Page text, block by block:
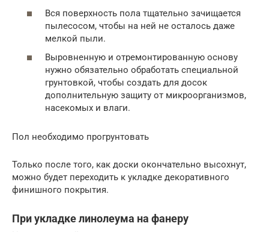
Вся поверхность пола тщательно зачищается
пылесосом, чтобы на ней не осталось даже
мелкой пыли.
Выровненную и отремонтированную основу
нужно обязательно обработать специальной
грунтовкой, чтобы создать для досок
дополнительную защиту от микроорганизмов,
насекомых и влаги.
Пол необходимо прогрунтовать
Только после того, как доски окончательно высохнут,
можно будет переходить к укладке декоративного
финишного покрытия.
При укладке линолеума на фанеру